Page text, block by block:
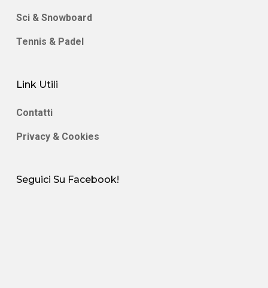
Sci & Snowboard
Tennis & Padel
Link Utili
Contatti
Privacy & Cookies
Seguici Su Facebook!